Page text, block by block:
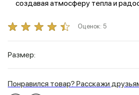
создавая атмосферу тепла и
Оценок: 5
Размер:
Понравился товар? Расскажи